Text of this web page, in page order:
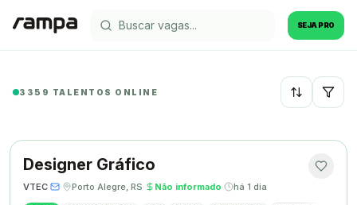
SEJA PRO
3359 TALENTOS ONLINE Recentes
Designer Gráfico
VTEC· · Porto Alegre, RS· Não informado· há 1 dia